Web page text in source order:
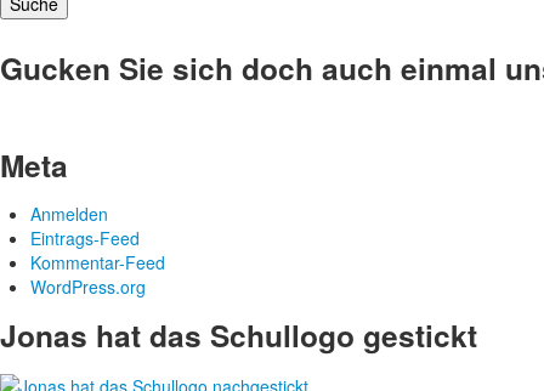
Gucken Sie sich doch auch einmal
Meta
Anmelden
Eintrags-Feed
Kommentar-Feed
WordPress.org
Jonas hat das Schullogo gestickt